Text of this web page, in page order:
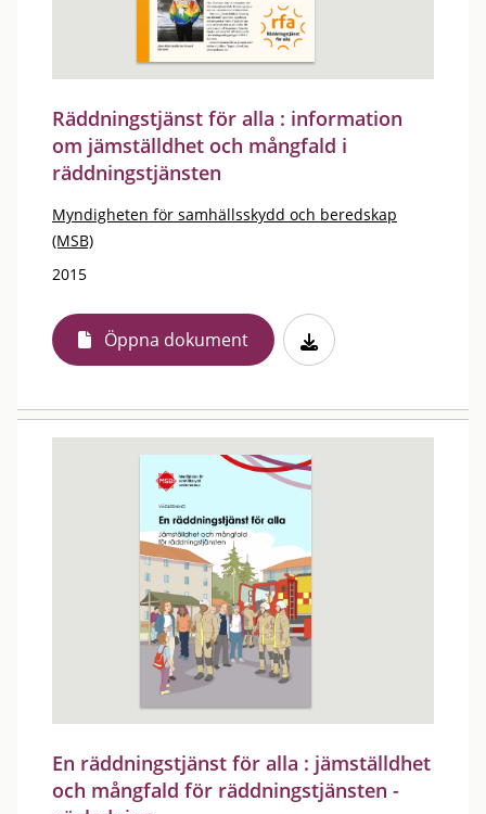
Räddningstjänst för alla : information
om jämställdhet och mångfald i
räddningstjänsten
Myndigheten för samhällsskydd och beredskap
(MSB)
2015
Öppna dokument
En räddningstjänst för alla : jämställdhet
och mångfald för räddningstjänsten -